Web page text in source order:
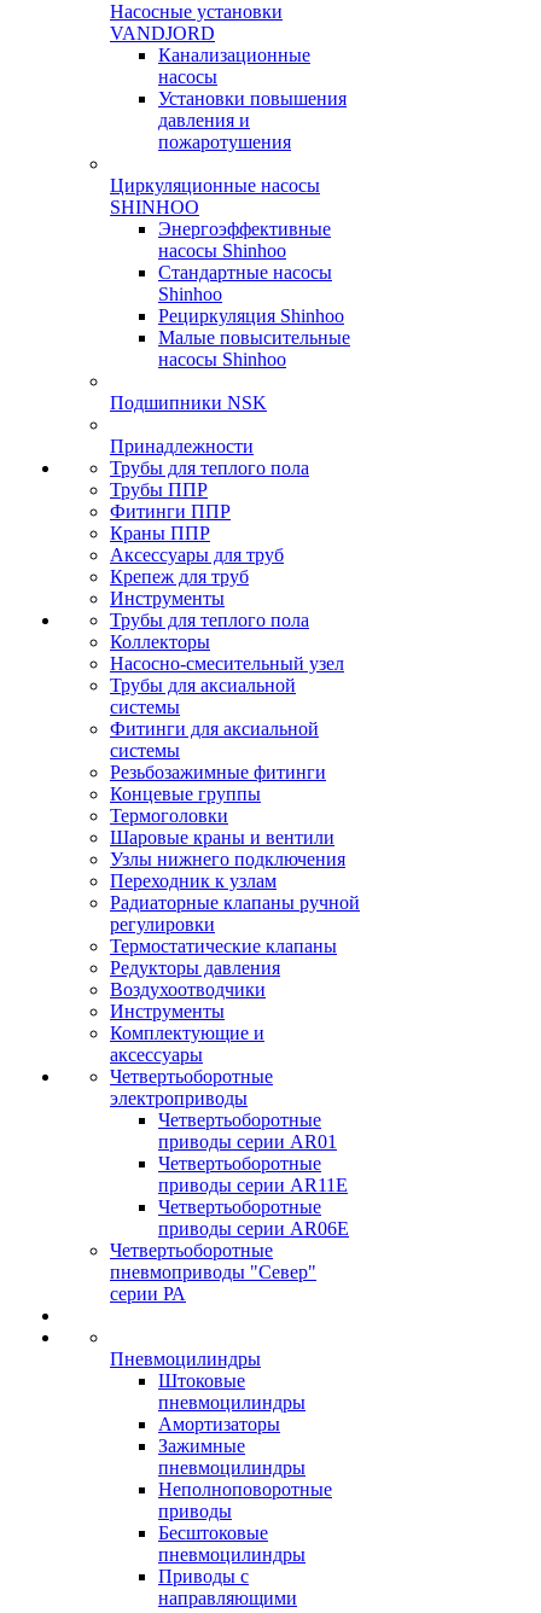
Насосные установки
VANDJORD
Канализационные
насосы
Установки повышения
давления и
пожаротушения
Циркуляционные насосы
SHINHOO
Энергоэффективные
насосы Shinhoo
Стандартные насосы
Shinhoo
Рециркуляция Shinhoo
Малые повысительные
насосы Shinhoo
Подшипники NSK
Принадлежности
Трубы для теплого пола
Трубы ППР
Фитинги ППР
Краны ППР
Аксессуары для труб
Крепеж для труб
Инструменты
Трубы для теплого пола
Коллекторы
Насосно-смесительный узел
Трубы для аксиальной
системы
Фитинги для аксиальной
системы
Резьбозажимные фитинги
Концевые группы
Термоголовки
Шаровые краны и вентили
Узлы нижнего подключения
Переходник к узлам
Радиаторные клапаны ручной
регулировки
Термостатические клапаны
Редукторы давления
Воздухоотводчики
Инструменты
Комплектующие и
аксессуары
Четвертьоборотные
электроприводы
Четвертьоборотные
приводы серии AR01
Четвертьоборотные
приводы серии AR11E
Четвертьоборотные
приводы серии AR06E
Четвертьоборотные
пневмоприводы "Север"
серии РА
Пневмоцилиндры
Штоковые
пневмоцилиндры
Амортизаторы
Зажимные
пневмоцилиндры
Неполноповоротные
приводы
Бесштоковые
пневмоцилиндры
Приводы с
направляющими